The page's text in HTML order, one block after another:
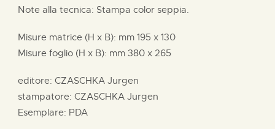
Note alla tecnica: Stampa color seppia.
Misure matrice (H x B): mm 195 x 130
Misure foglio (H x B): mm 380 x 265
editore: CZASCHKA Jurgen
stampatore: CZASCHKA Jurgen
Esemplare: PDA